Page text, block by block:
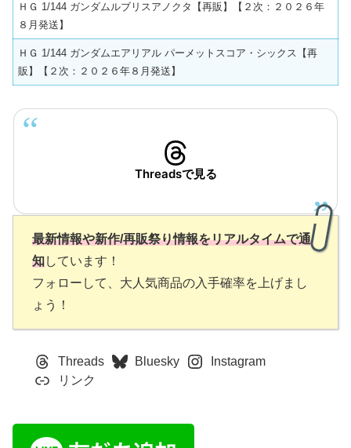
ＨＧ 1/144 ガンダムルブリスアノクタ【再販】【２次：２０２６年
８月発送】
ＨＧ 1/144 ガンダムエアリアル パーメットスコア・シックス【再
販】【２次：２０２６年８月発送】
Threadsで見る
最新情報や新作/再販祭り情報をリアルタイムで通
知しています！
フォローして、大人気商品の入手確率を上げまし
ょう！
Threads Bluesky
Instagram
リンク